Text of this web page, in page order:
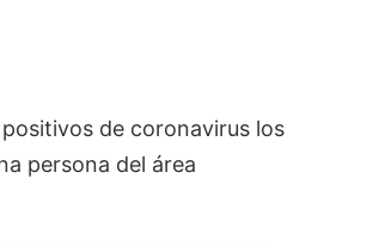
de coronavirus los
persona del área